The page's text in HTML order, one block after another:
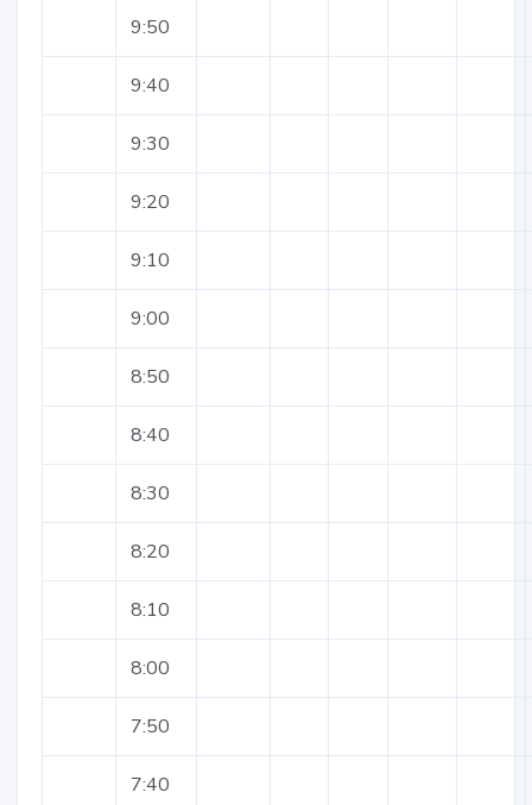
9:50
9:40
9:30
9:20
9:10
9:00
8:50
8:40
8:30
8:20
8:10
8:00
7:50
7:40